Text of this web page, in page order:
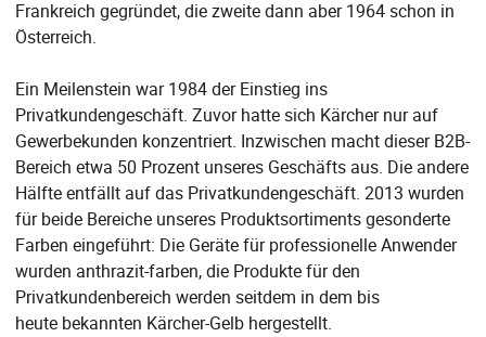
Frankreich gegründet, die zweite dann aber 1964 schon in
Österreich.
Ein Meilenstein war 1984 der Einstieg ins
Privatkundengeschäft. Zuvor hatte sich Kärcher nur auf
Gewerbekunden konzentriert. Inzwischen macht dieser B2B-
Bereich etwa 50 Prozent unseres Geschäfts aus. Die andere
Hälfte entfällt auf das Privatkundengeschäft. 2013 wurden
für beide Bereiche unseres Produktsortiments gesonderte
Farben eingeführt: Die Geräte für professionelle Anwender
wurden anthrazit-farben, die Produkte für den
Privatkundenbereich werden seitdem in dem bis
heute bekannten Kärcher-Gelb hergestellt.